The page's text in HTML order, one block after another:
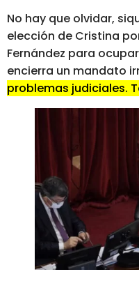
No hay que olvidar,
elección de Cristina
Fernández para
encierra un mandato
problemas judiciales.